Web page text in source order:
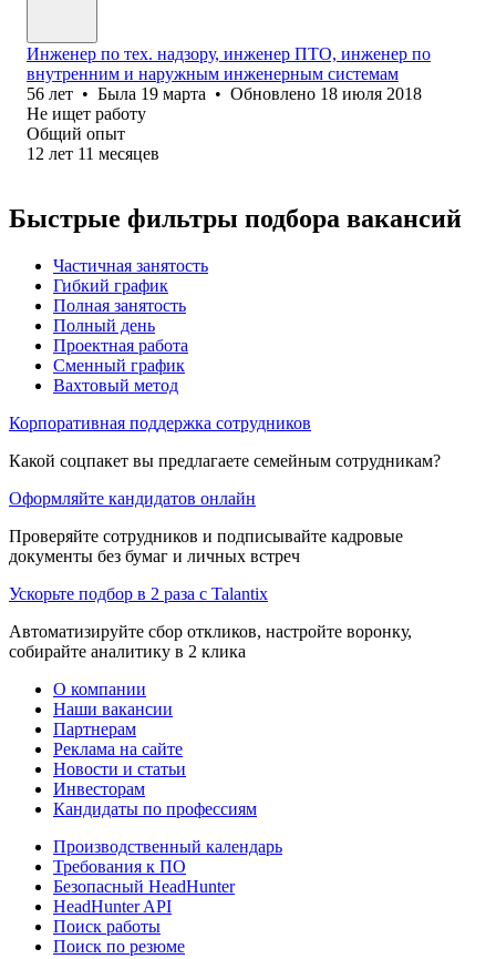
Инженер по тех. надзору, инженер ПТО, инженер по
внутренним и наружным инженерным системам
56 лет • Была 19 марта • Обновлено 18 июля 2018
Не ищет работу
Общий опыт
12 лет 11 месяцев
Быстрые фильтры подбора вакансий
Частичная занятость
Гибкий график
Полная занятость
Полный день
Проектная работа
Сменный график
Вахтовый метод
Корпоративная поддержка сотрудников
Какой соцпакет вы предлагаете семейным сотрудникам?
Оформляйте кандидатов онлайн
Проверяйте сотрудников и подписывайте кадровые
документы без бумаг и личных встреч
Ускорьте подбор в 2 раза с Talantix
Автоматизируйте сбор откликов, настройте воронку,
собирайте аналитику в 2 клика
О компании
Наши вакансии
Партнерам
Реклама на сайте
Новости и статьи
Инвесторам
Кандидаты по профессиям
Производственный календарь
Требования к ПО
Безопасный HeadHunter
HeadHunter API
Поиск работы
Поиск по резюме